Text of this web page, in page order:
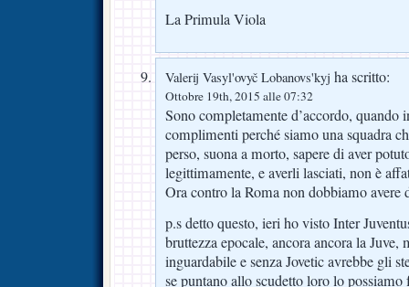
La Primula Viola
Valerij Vasyl'ovyč Lobanovs'kyj ha scritto:
Ottobre 19th, 2015 alle 07:32
Sono completamente d’accordo, quando
complimenti perché siamo una squadra
perso, suona a morto, sapere di aver
legittimamente, e averli lasciati, non è
Ora contro la Roma non dobbiamo avere
p.s detto questo, ieri ho visto Inter
bruttezza epocale, ancora ancora la Juve,
inguardabile e senza Jovetic avrebbe gli
se puntano allo scudetto loro lo